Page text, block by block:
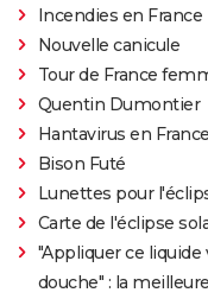
Incendies en France
Nouvelle canicule
Tour de France
Quentin Dumontier
Hantavirus en France
Bison Futé
Lunettes pour
Carte de l'éclipse
"Appliquer ce liquide
douche" : la